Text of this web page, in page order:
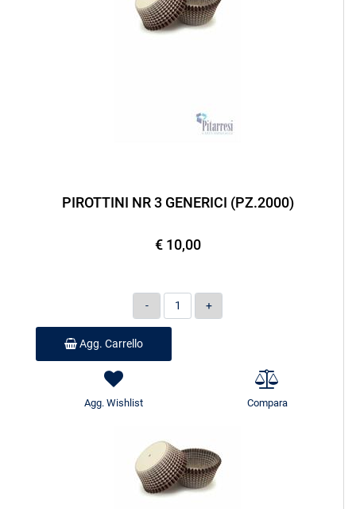
PIROTTINI NR 3 GENERICI (PZ.2000)
€ 10,00
Quantità
Agg. Carrello
Agg. Wishlist Compara